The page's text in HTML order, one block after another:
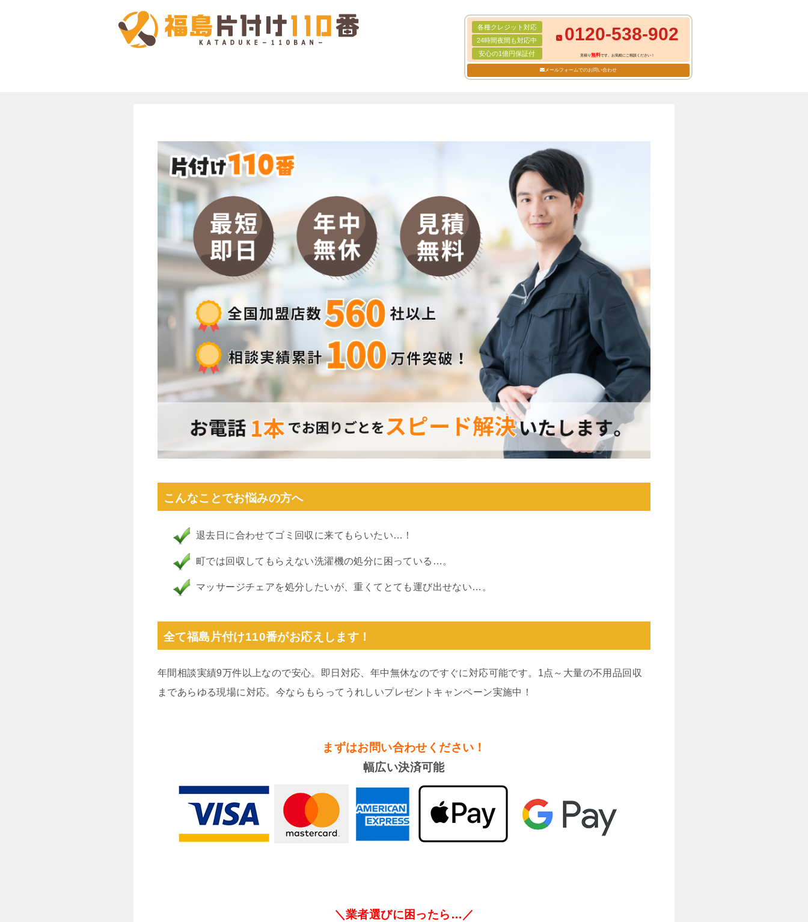
各種クレジット対応
24時間夜間も対応中
安心の1億円保証付
0120-538-902
見積り無料です。お気軽にご相談ください！
メールフォームでのお問い合わせ
こんなことでお悩みの方へ
退去日に合わせてゴミ回収に来てもらいたい…！
町では回収してもらえない洗濯機の処分に困っている…。
マッサージチェアを処分したいが、重くてとても運び出せない…。
全て福島片付け110番がお応えします！
年間相談実績9万件以上なので安心。即日対応、年中無休なのですぐに対応可能です。1点～大量の不用品回収
まであらゆる現場に対応。今ならもらってうれしいプレゼントキャンペーン実施中！
まずはお問い合わせください！
幅広い決済可能
＼業者選びに困ったら…／